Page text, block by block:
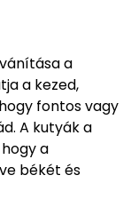
a
a kezed,
fontos vagy
A kutyák a
a
békét és